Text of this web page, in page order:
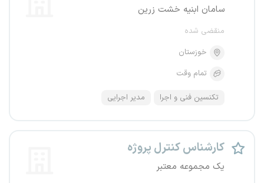
سامان ابنیه خشت زرین
منقضی شده
خوزستان
تمام وقت
تکنسین فنی و اجرا مدیر اجرایی
کارشناس کنترل پروژه
یک مجموعه معتبر